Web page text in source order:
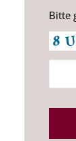
Bitte